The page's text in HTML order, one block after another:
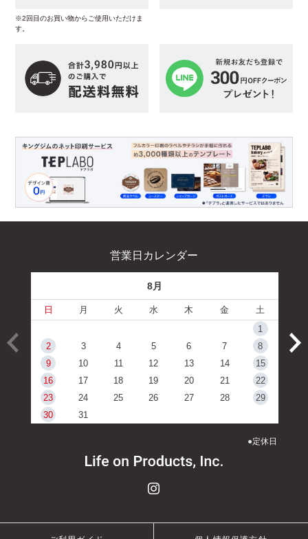
※2回目のお買い物からご使用いただけま
す。
営業日カレンダー
8月
日 月 火 水 木 金
土
1
2
3 4 5 6 7
8
9
10 11 12 13 14
15
16
17 18 19 20 21
22
23
24 25 26 27 28
29
30
31
●定休日